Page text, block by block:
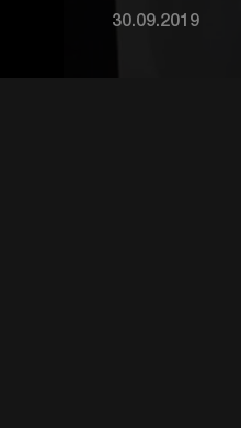
30.09.2019